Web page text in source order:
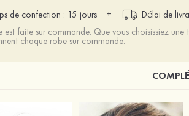
de confection : 15 jours
+ Délai de
est faite sur commande. Que vous choisissiez
chaque robe sur commande.